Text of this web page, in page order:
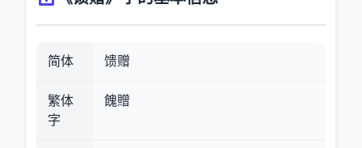
简体 馈赠
繁体
字
餽贈